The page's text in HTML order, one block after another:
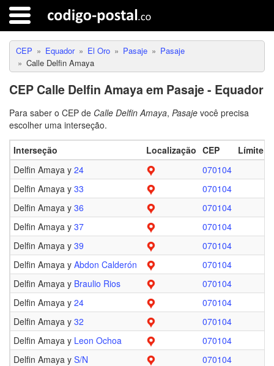
CEP Equador El Oro Pasaje
Pasaje
Calle Delfin Amaya
CEP Calle Delfin Amaya em Pasaje - Equador
Para saber o CEP de Calle Delfin Amaya, Pasaje você precisa
escolher uma interseção.
Interseção Localização CEP
Límite
Delfin Amaya y 24
070104
Delfin Amaya y 33
070104
Delfin Amaya y 36
070104
Delfin Amaya y 37
070104
Delfin Amaya y 39
070104
Delfin Amaya y Abdon Calderón
070104
Delfin Amaya y Braulio Rios
070104
Delfin Amaya y 24
070104
Delfin Amaya y 32
070104
Delfin Amaya y Leon Ochoa
070104
Delfin Amaya y S/N
070104